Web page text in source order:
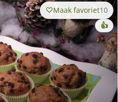
Maak favoriet10
👍